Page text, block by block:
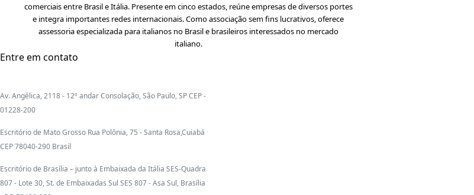
comerciais entre Brasil e Itália. Presente em cinco estados, reúne empresas de diversos portes
e integra importantes redes internacionais. Como associação sem fins lucrativos, oferece
assessoria especializada para italianos no Brasil e brasileiros interessados no mercado
italiano.
Entre em contato
Av. Angélica, 2118 - 12º andar Consolação, São Paulo, SP CEP -
01228-200
Escritório de Mato Grosso Rua Polônia, 75 - Santa Rosa,Cuiabá
CEP 78040-290 Brasil
Escritório de Brasília – junto à Embaixada da Itália SES-Quadra
807 - Lote 30, St. de Embaixadas Sul SES 807 - Asa Sul, Brasília